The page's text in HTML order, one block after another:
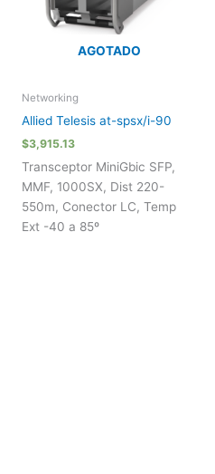
AGOTADO
Networking
Allied Telesis at-spsx/i-90
$3,915.13
Transceptor MiniGbic SFP,
MMF, 1000SX, Dist 220-
550m, Conector LC, Temp
Ext -40 a 85º